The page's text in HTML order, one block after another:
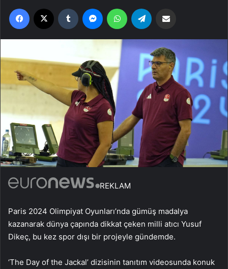
Facebook Tumblr MessengerWhatsApp
REKLAM
Paris 2024 Olimpiyat Oyunları’nda gümüş madalya
kazanarak dünya çapında dikkat çeken milli atıcı Yusuf
Dikeç, bu kez spor dışı bir projeyle gündemde.
‘The Day of the Jackal’ dizisinin tanıtım videosunda konuk